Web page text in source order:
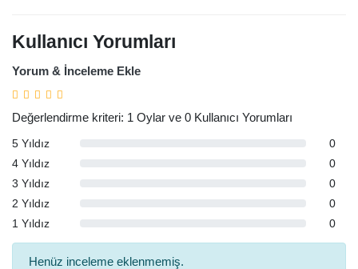
Kullanıcı Yorumları
Yorum & İnceleme Ekle
Değerlendirme kriteri: 1 Oylar ve 0 Kullanıcı Yorumları
5 Yıldız
0
4 Yıldız
0
3 Yıldız
0
2 Yıldız
0
1 Yıldız
0
Henüz inceleme eklenmemiş.